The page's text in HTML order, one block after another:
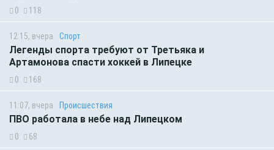
0 118
12:15, вчера Спорт
Легенды спорта требуют от Третьяка и
Артамонова спасти хоккей в Липецке
0 168
11:07, вчера Происшествия
ПВО работала в небе над Липецком
0 68